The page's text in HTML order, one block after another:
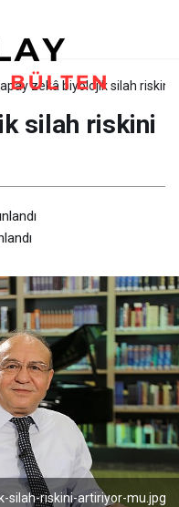
zekâ biyolojik silah riskini
silah riskini
silah-riskini-artiriyor-mu.jpg
Yeni Devleri
Damga
Paylaş